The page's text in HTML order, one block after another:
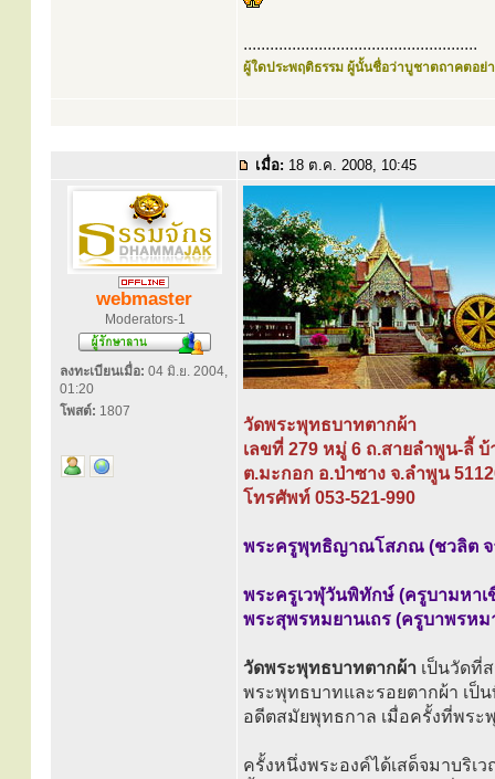
.....................................................
ผู้ใดประพฤติธรรม ผู้นั้นชื่อว่าบูชาตถาคตอย่า
เมื่อ: 18 ต.ค. 2008, 10:45
webmaster
Moderators-1
ลงทะเบียนเมื่อ: 04 มิ.ย. 2004,
01:20
โพสต์: 1807
วัดพระพุทธบาทตากผ้า
เลขที่ 279 หมู่ 6 ถ.สายลำพูน-ลี้
ต.มะกอก อ.ป่าซาง จ.ลำพูน
โทรศัพท์ 053-521-990
พระครูพุทธิญาณโสภณ (ชวลิต จ
พระครูเวฬุวันพิทักษ์ (ครูบามหา
พระสุพรหมยานเถร (ครูบาพรหม
วัดพระพุทธบาทตากผ้า เป็นวัดที่
พระพุทธบาทและรอยตากผ้า เป็
อดีตสมัยพุทธกาล เมื่อครั้งที่พร
ครั้งหนึ่งพระองค์ได้เสด็จมาบริ